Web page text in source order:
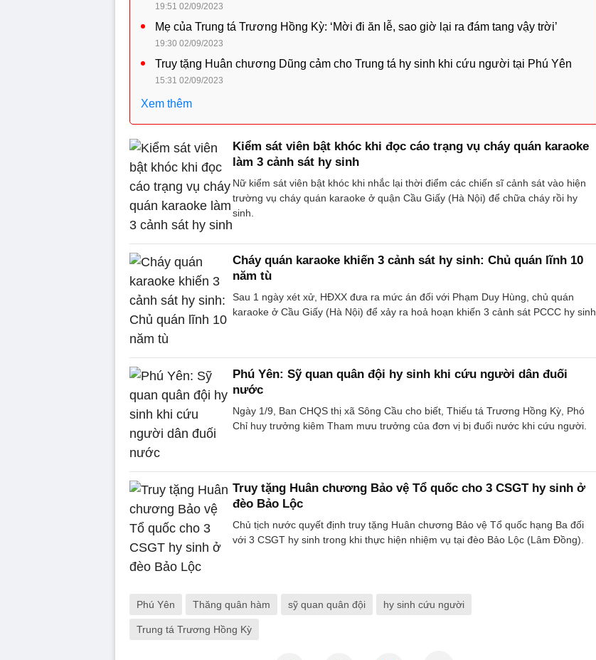
19:51 02/09/2023
Mẹ của Trung tá Trương Hồng Kỳ: ‘Mời đi ăn lễ, sao giờ lại ra đám tang vậy trời’
19:30 02/09/2023
Truy tặng Huân chương Dũng cảm cho Trung tá hy sinh khi cứu người tại Phú Yên
15:31 02/09/2023
Xem thêm
Kiểm sát viên bật khóc khi đọc cáo trạng vụ cháy quán karaoke
làm 3 cảnh sát hy sinh
Nữ kiểm sát viên bật khóc khi nhắc lại thời điểm các chiến sĩ cảnh sát vào hiện
trường vụ cháy quán karaoke ở quận Cầu Giấy (Hà Nội) để chữa cháy rồi hy
sinh.
Cháy quán karaoke khiến 3 cảnh sát hy sinh: Chủ quán lĩnh 10
năm tù
Sau 1 ngày xét xử, HĐXX đưa ra mức án đối với Phạm Duy Hùng, chủ quán
karaoke ở Cầu Giấy (Hà Nội) để xảy ra hoả hoạn khiến 3 cảnh sát PCCC hy sinh.
Phú Yên: Sỹ quan quân đội hy sinh khi cứu người dân đuối
nước
Ngày 1/9, Ban CHQS thị xã Sông Cầu cho biết, Thiếu tá Trương Hồng Kỳ, Phó
Chỉ huy trưởng kiêm Tham mưu trưởng của đơn vị bị đuối nước khi cứu người.
Truy tặng Huân chương Bảo vệ Tổ quốc cho 3 CSGT hy sinh ở
đèo Bảo Lộc
Chủ tịch nước quyết định truy tặng Huân chương Bảo vệ Tổ quốc hạng Ba đối
với 3 CSGT hy sinh trong khi thực hiện nhiệm vụ tại đèo Bảo Lộc (Lâm Đồng).
Phú Yên Thăng quân hàm sỹ quan quân đội hy sinh cứu người
Trung tá Trương Hồng Kỳ